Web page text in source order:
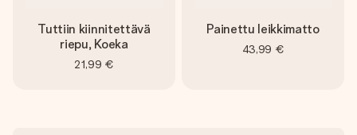
Tuttiin kiinnitettävä
riepu, Koeka
21,99 €
Painettu leikkimatto
43,99 €